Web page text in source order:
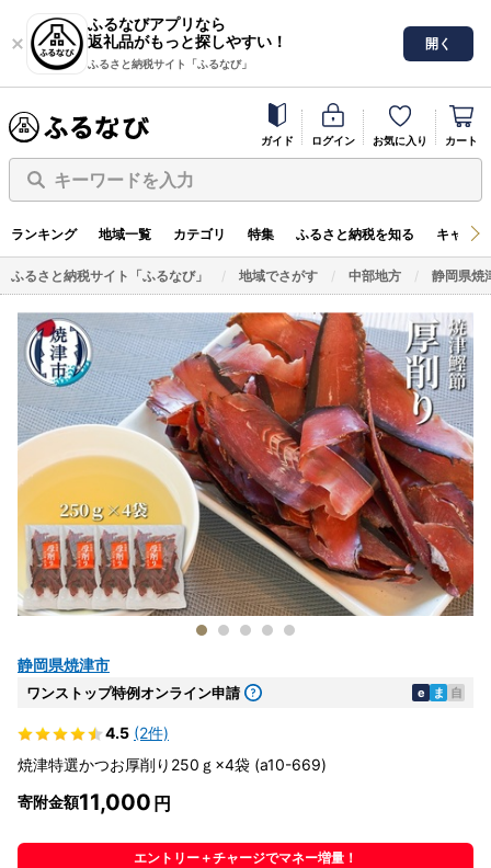
ふるなびアプリなら
返礼品がもっと探しやすい！
ふるさと納税サイト「ふるなび」
開く
ガイド ログイン お気に入り カート
キーワードを入力
ランキング 地域一覧 カテゴリ 特集 ふるさと納税を知る キャン
ふるさと納税サイト「ふるなび」 地域でさがす 中部地方 静岡県焼
静岡県焼津市
ワンストップ特例オンライン申請 e ま 自
4.5 (2件)
焼津特選かつお厚削り250ｇ×4袋 (a10-669)
寄附金額11,000
エントリー＋チャージでマネー増量！